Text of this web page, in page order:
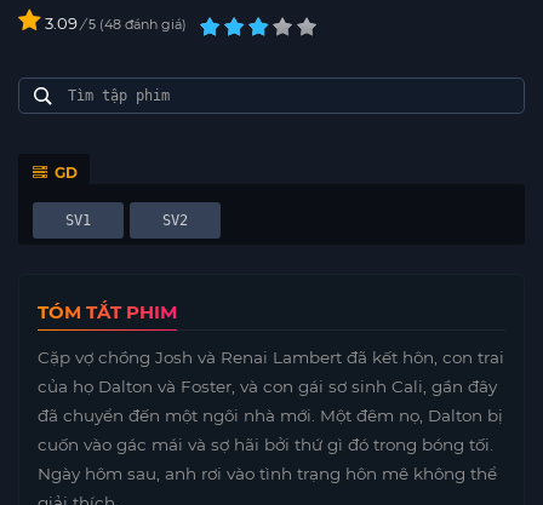
3.09/ 5 48 đánh giá
GD
SV1 SV2
TÓM TẮT PHIM
Cặp vợ chồng Josh và Renai Lambert đã kết hôn, con trai
của họ Dalton và Foster, và con gái sơ sinh Cali, gần đây
đã chuyển đến một ngôi nhà mới. Một đêm nọ, Dalton bị
cuốn vào gác mái và sợ hãi bởi thứ gì đó trong bóng tối.
Ngày hôm sau, anh rơi vào tình trạng hôn mê không thể